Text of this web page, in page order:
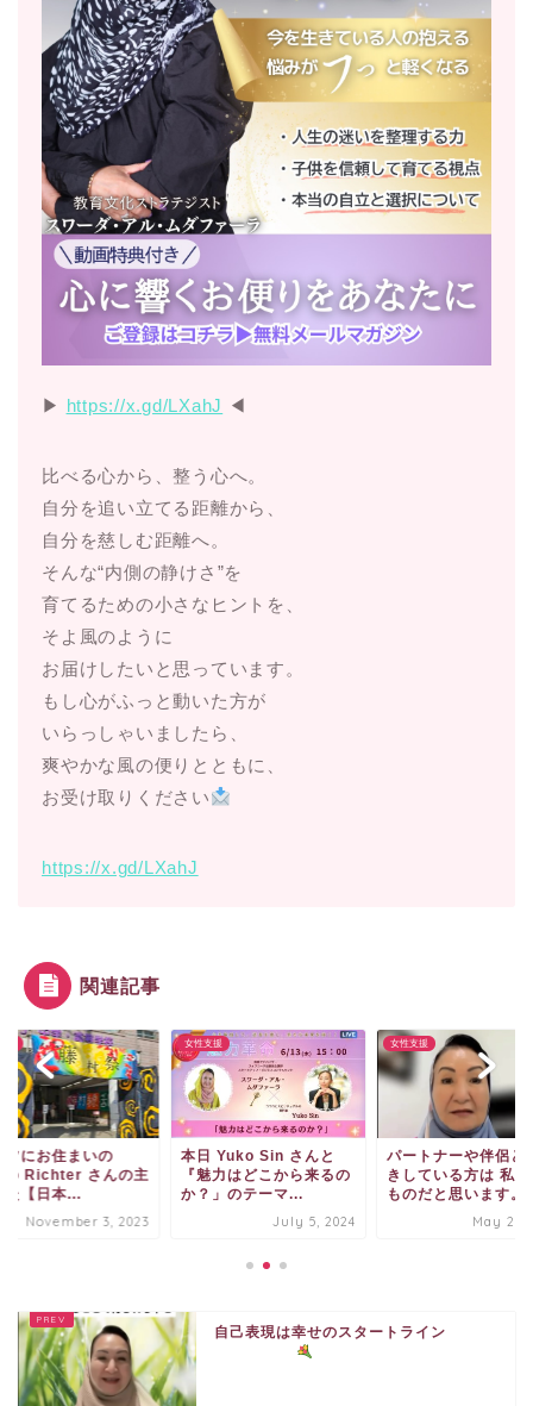
▶︎ https://x.gd/LXahJ ◀︎
比べる心から、整う心へ。
自分を追い立てる距離から、
自分を慈しむ距離へ。
そんな“内側の静けさ”を
育てるための小さなヒントを、
そよ風のように
お届けしたいと思っています。
もし心がふっと動いた方が
いらっしゃいましたら、
爽やかな風の便りとともに、
お受け取りください
https://x.gd/LXahJ
関連記事
いの
さんの主
3, 2023
女性支援
本日 Yuko Sin さんと
『魅力はどこから来るの
か？」のテーマ...
July 5, 2024
女性支援
パートナーや伴侶と長続
きしている方は 私は勲章
ものだと思います。
May 23, 2026
自己表現は幸せのスタートライン